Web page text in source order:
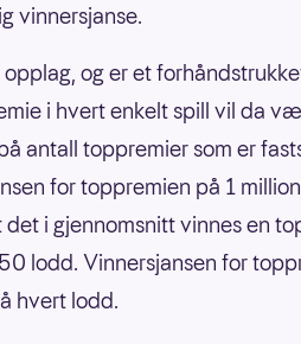
vinnersjanse.
og er et
i hvert enkelt spill vil da
antall toppremier som er
for toppremien på 1
i gjennomsnitt vinnes en
lodd. Vinnersjansen for
hvert lodd.